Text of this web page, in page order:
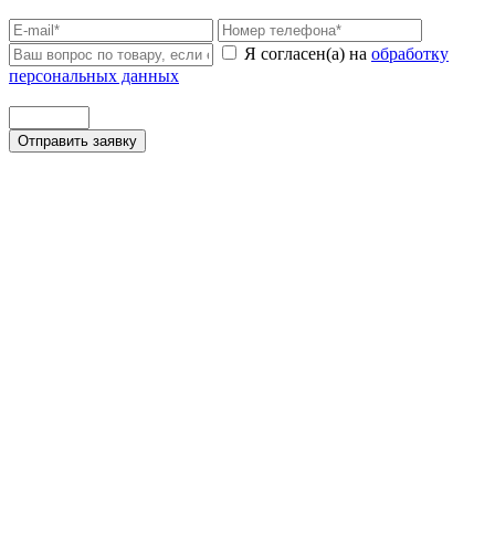
Я согласен(а) на обработку
персональных данных
Отправить заявку